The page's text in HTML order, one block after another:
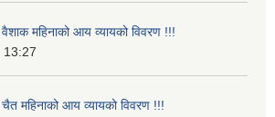
महिनाको आय व्यायको विवरण !!!
13:27
महिनाको आय व्यायको विवरण !!!